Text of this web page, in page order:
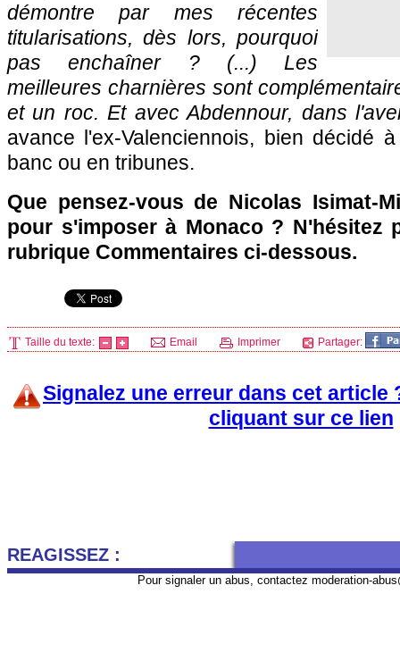
démontre par mes récentes
titularisations, dès lors, pourquoi
pas enchaîner ? (...) Les
meilleures charnières sont
et un roc. Et avec Abdennour, dans
avance l'ex-Valenciennois, bien décidé
banc ou en tribunes.
Que pensez-vous de Nicolas Isimat-
pour s'imposer à Monaco? N'hésitez
rubrique Commentaires ci-dessous.
Taille du texte: Email Imprimer Partager:
Signalez une erreur dans cet article
cliquant sur ce lien
REAGISSEZ :
Pour signaler un abus, contactez moderation-